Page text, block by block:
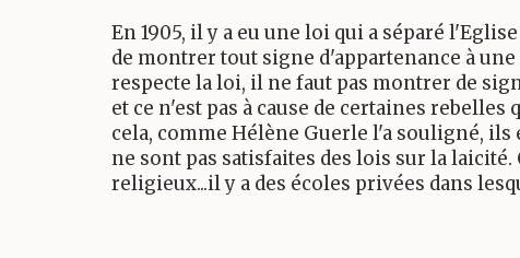
En 1905, il y a eu une loi qui a séparé
de montrer tout signe d'appartenance à
respecte la loi, il ne faut pas montrer de
et ce n'est pas à cause de certaines
cela, comme Hélène Guerle l'a souligné,
ne sont pas satisfaites des lois sur la
religieux...il y a des écoles privées dans